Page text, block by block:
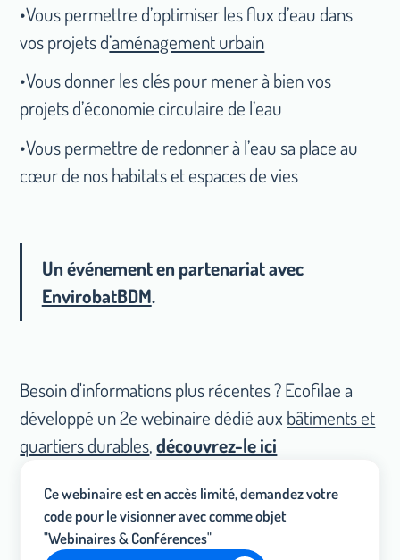
Ce webinaire est en accès limité, demandez votre
code pour le visionner avec comme objet
"Webinaires & Conférences"
•Vous permettre d’optimiser les flux d’eau dans
vos projets d’aménagement urbain
•Vous donner les clés pour mener à bien vos
projets d’économie circulaire de l’eau
•Vous permettre de redonner à l’eau sa place au
cœur de nos habitats et espaces de vies
Un événement en partenariat avec
EnvirobatBDM.
Besoin d'informations plus récentes ? Ecofilae a
développé un 2e webinaire dédié aux bâtiments et
quartiers durables,découvrez-le ici